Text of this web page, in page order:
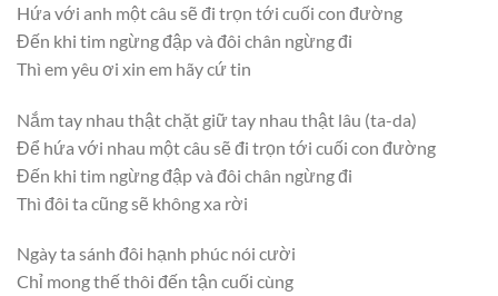
Hứa với anh một câu sẽ đi trọn tới cuối con đường
Đến khi tim ngừng đập và đôi chân ngừng đi
Thì em yêu ơi xin em hãy cứ tin
Nắm tay nhau thật chặt giữ tay nhau thật lâu (ta-da)
Để hứa với nhau một câu sẽ đi trọn tới cuối con đường
Đến khi tim ngừng đập và đôi chân ngừng đi
Thì đôi ta cũng sẽ không xa rời
Ngày ta sánh đôi hạnh phúc nói cười
Chỉ mong thế thôi đến tận cuối cùng